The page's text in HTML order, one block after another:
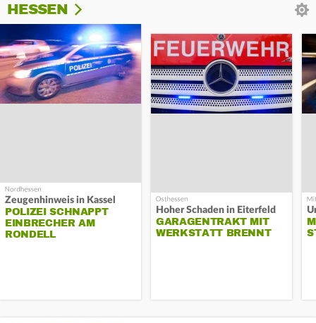
HESSEN
Zeugenhinweis in Kassel
POLIZEI SCHNAPPT
EINBRECHER AM
RONDELL
Hoher Schaden in Eiterfeld
GARAGENTRAKT MIT
WERKSTATT BRENNT